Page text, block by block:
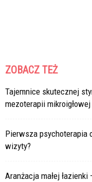
ZOBACZ TEŻ
Tajemnice skutecznej
mezoterapii mikroigłowej
Pierwsza psychoterapia
wizyty?
Aranżacja małej